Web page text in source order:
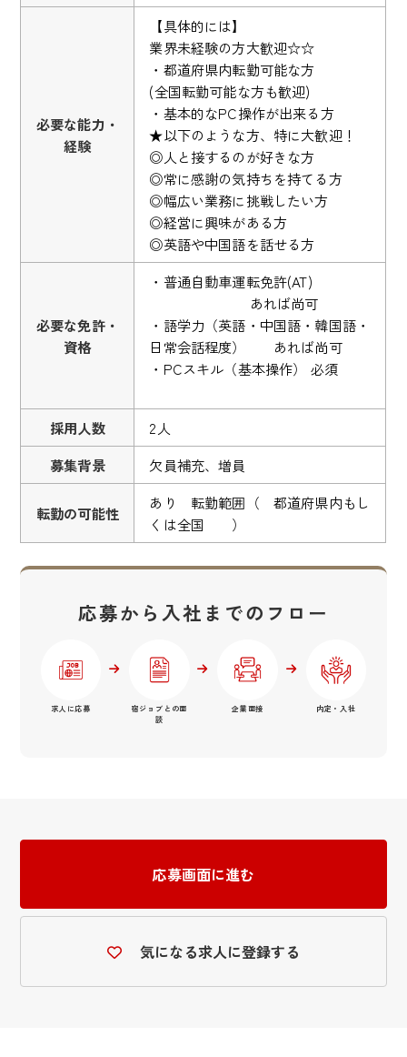
必要な能力・
経験
【具体的には】
業界未経験の方大歓迎☆☆
・都道府県内転勤可能な方
(全国転勤可能な方も歓迎)
・基本的なPC操作が出来る方
★以下のような方、特に大歓迎！
◎人と接するのが好きな方
◎常に感謝の気持ちを持てる方
◎幅広い業務に挑戦したい方
◎経営に興味がある方
◎英語や中国語を話せる方
必要な免許・
資格
・普通自動車運転免許(AT)
あれば尚可
・語学力（英語・中国語・韓国語・
日常会話程度） あれば尚可
・PCスキル（基本操作） 必須
採用人数
2人
募集背景
欠員補充、増員
転勤の可能性
あり 転勤範囲（ 都道府県内もし
くは全国 ）
応募から入社までのフロー
求人に応募
宿ジョブとの面
談
企業面接 内定・入社
応募画面に進む
気になる求人に登録する